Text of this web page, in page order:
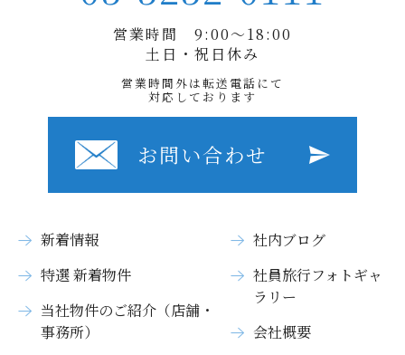
営業時間 9:00〜18:00
土日・祝日休み
営業時間外は転送電話にて
対応しております
お問い合わせ
新着情報
特選 新着物件
当社物件のご紹介（店舗・
事務所）
社内ブログ
社員旅行フォトギャ
ラリー
会社概要